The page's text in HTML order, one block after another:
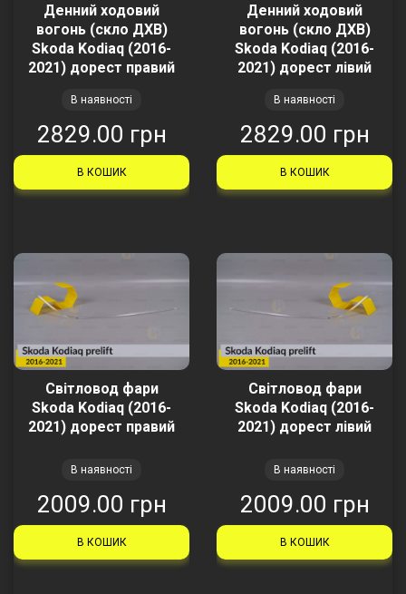
Денний ходовий
вогонь (скло ДХВ)
Skoda Kodiaq (2016-
2021) дорест правий
В наявності
2829.00 грн
В КОШИК
Денний ходовий
вогонь (скло ДХВ)
Skoda Kodiaq (2016-
2021) дорест лівий
В наявності
2829.00 грн
В КОШИК
Світловод фари
Skoda Kodiaq (2016-
2021) дорест правий
В наявності
2009.00 грн
В КОШИК
Світловод фари
Skoda Kodiaq (2016-
2021) дорест лівий
В наявності
2009.00 грн
В КОШИК